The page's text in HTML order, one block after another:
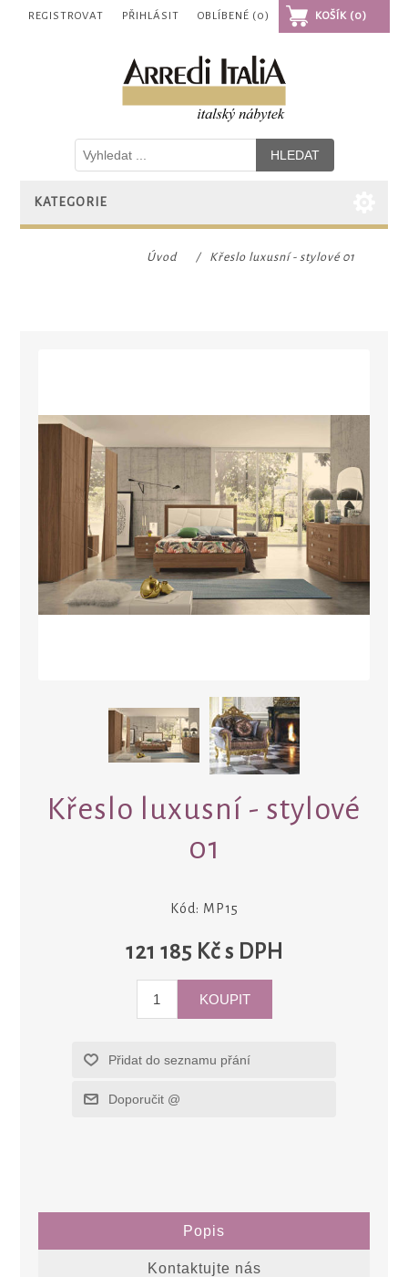
REGISTROVAT PŘIHLÁSIT OBLÍBENÉ (0) KOŠÍK (0)
KATEGORIE
Úvod / Křeslo luxusní - stylové 01
Křeslo luxusní - stylové
01
Kód: MP15
121 185 Kč s DPH
Popis
Kontaktujte nás